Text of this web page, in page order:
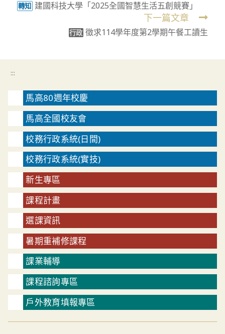
more
轉知 建國科技大學「2025全國智慧生活五創競賽」
下一篇文章
行政 徵求114學年度第2學期午餐工讀生
:::
馬高80週年校慶
馬高全國校友會
校務行政系統(日間)
校務行政系統(實技)
新生專區
課程計畫
選課資訊
暑期重補修課程
課業輔導
課程諮詢專區
戶外教育填報專區